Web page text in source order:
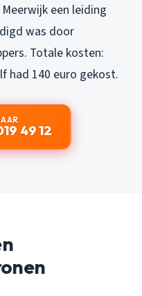
een leiding
was door
Totale kosten:
had 140 euro gekost.
49 12